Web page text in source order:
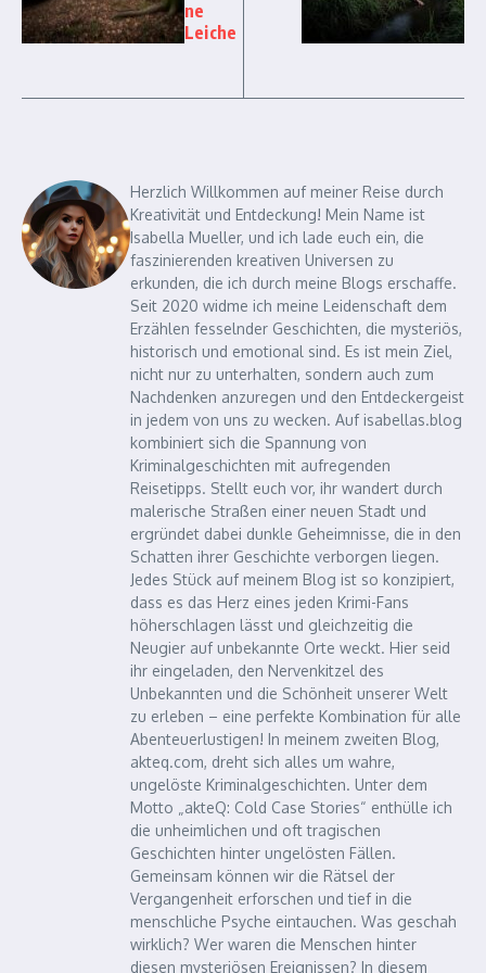
ne
Leiche
Herzlich Willkommen auf meiner Reise durch
Kreativität und Entdeckung! Mein Name ist
Isabella Mueller, und ich lade euch ein, die
faszinierenden kreativen Universen zu
erkunden, die ich durch meine Blogs erschaffe.
Seit 2020 widme ich meine Leidenschaft dem
Erzählen fesselnder Geschichten, die mysteriös,
historisch und emotional sind. Es ist mein Ziel,
nicht nur zu unterhalten, sondern auch zum
Nachdenken anzuregen und den Entdeckergeist
in jedem von uns zu wecken. Auf isabellas.blog
kombiniert sich die Spannung von
Kriminalgeschichten mit aufregenden
Reisetipps. Stellt euch vor, ihr wandert durch
malerische Straßen einer neuen Stadt und
ergründet dabei dunkle Geheimnisse, die in den
Schatten ihrer Geschichte verborgen liegen.
Jedes Stück auf meinem Blog ist so konzipiert,
dass es das Herz eines jeden Krimi-Fans
höherschlagen lässt und gleichzeitig die
Neugier auf unbekannte Orte weckt. Hier seid
ihr eingeladen, den Nervenkitzel des
Unbekannten und die Schönheit unserer Welt
zu erleben – eine perfekte Kombination für alle
Abenteuerlustigen! In meinem zweiten Blog,
akteq.com, dreht sich alles um wahre,
ungelöste Kriminalgeschichten. Unter dem
Motto „akteQ: Cold Case Stories“ enthülle ich
die unheimlichen und oft tragischen
Geschichten hinter ungelösten Fällen.
Gemeinsam können wir die Rätsel der
Vergangenheit erforschen und tief in die
menschliche Psyche eintauchen. Was geschah
wirklich? Wer waren die Menschen hinter
diesen mysteriösen Ereignissen? In diesem